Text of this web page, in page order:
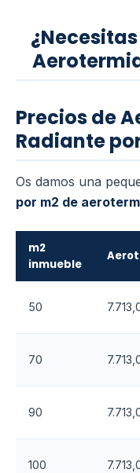
Precios de
Radiante
Os damos una
por m2 de
m2
inmueble
50
70
90
100